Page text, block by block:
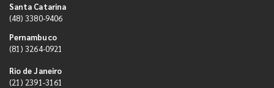
Santa Catarina
(48) 3380-9406
Pernambuco
(81) 3264-0921
Rio de Janeiro
(21) 2391-3161